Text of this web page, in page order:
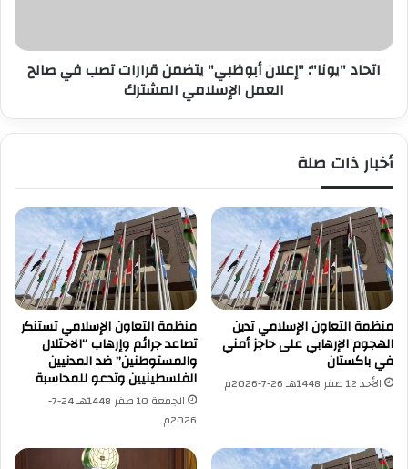
صالح
العمل
اتحاد "يونا": "إعلان أبوظبي" يتضمن قرارات تصب في صالح
العمل الإسلامي المشترك
أخبار ذات صلة
منظمة التعاون الإسلامي تدين
الهجوم الإرهابي على حاجز أمني
في باكستان
الأحد 12 صفر 1448هـ 26-7-2026م
منظمة التعاون الإسلامي تستنكر
تصاعد جرائم وإرهاب “الاحتلال
والمستوطنين” ضد المدنيين
الفلسطينيين وتدعو للمحاسبة
الجمعة 10 صفر 1448هـ 24-7-
2026م